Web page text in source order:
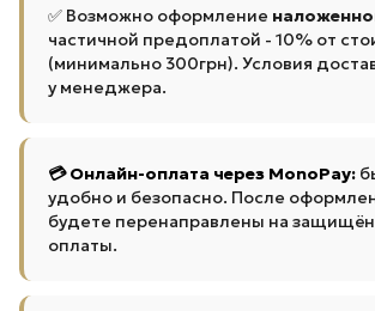
✅ Возможно оформление
частичной предоплатой - 10% от
(минимально 300грн). Условия
у менеджера.
💳 Онлайн-оплата через MonoPay:
удобно и безопасно. После
будете перенаправлены на
оплаты.